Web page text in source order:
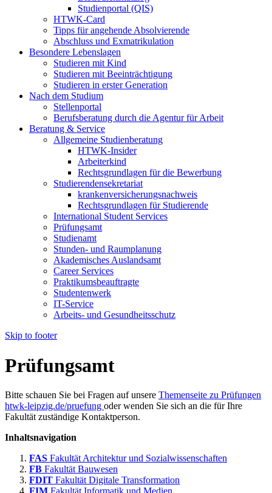
Studienportal (QIS)
HTWK-Card
Tipps für angehende Absolvierende
Abschluss und Exmatrikulation
Besondere Lebenslagen
Studieren mit Kind
Studieren mit Beeinträchtigung
Studieren in erster Generation
Nach dem Studium
Stellenportal
Berufsberatung durch die Agentur für Arbeit
Beratung & Service
Allgemeine Studienberatung
HTWK-Insider
Arbeiterkind
Rechtsgrundlagen für die Bewerbung
Studierendensekretariat
krankenversicherungsnachweis
Rechtsgrundlagen für Studierende
International Student Services
Prüfungsamt
Studienamt
Stunden- und Raumplanung
Akademisches Auslandsamt
Career Services
Praktikumsbeauftragte
Studentenwerk
IT-Service
Arbeits- und Gesundheitsschutz
Skip to footer
Prüfungsamt
Bitte schauen Sie bei Fragen auf unsere Themenseite zu Prüfungen
htwk-leipzig.de/pruefung oder wenden Sie sich an die für Ihre
Fakultät zuständige Kontaktperson.
Inhaltsnavigation
FAS Fakultät Architektur und Sozialwissenschaften
FB Fakultät Bauwesen
FDIT Fakultät Digitale Transformation